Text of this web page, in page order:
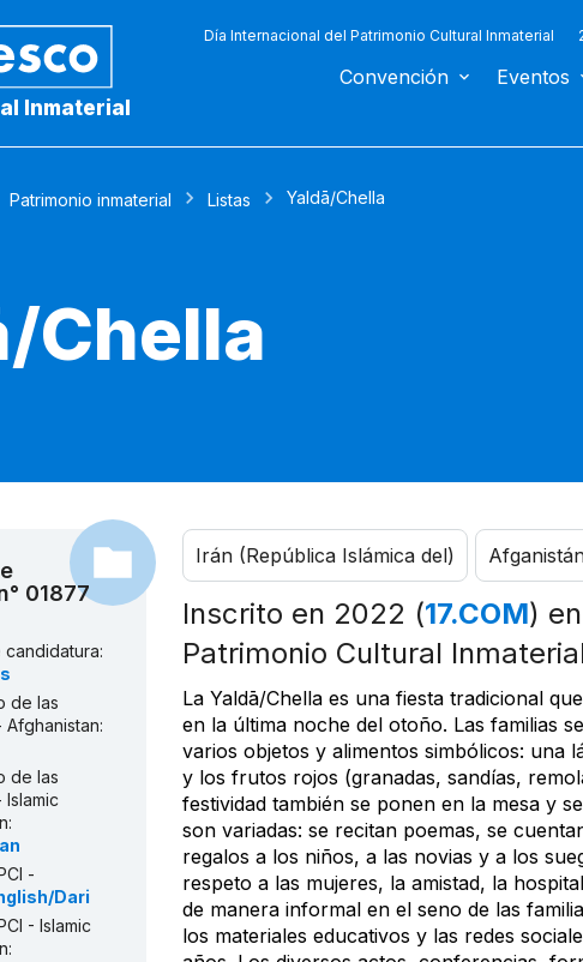
Inmaterial
Día Internacional del Patrimonio Cultural Inmaterial
Convención Eventos
Patrimonio inmaterial Listas Yaldā/Chella
Chella
01877
de las
de las
-
Dari
- Islamic
Irán (República Islámica del)
Inscrito en 2022 (17.COM)
Patrimonio Cultural
La Yaldā/Chella es una fiesta tradicional
en la última noche del otoño. Las familias
varios objetos y alimentos simbólicos: una
y los frutos rojos (granadas, sandías,
festividad también se ponen en la mesa y
son variadas: se recitan poemas, se
regalos a los niños, a las novias y a los
respeto a las mujeres, la amistad, la
de manera informal en el seno de las
los materiales educativos y las redes